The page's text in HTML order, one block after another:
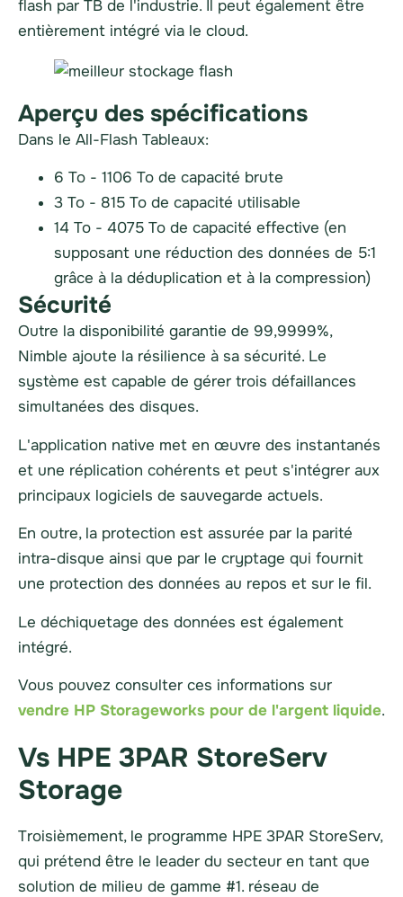
flash par TB de l'industrie. Il peut également être
entièrement intégré via le cloud.
Aperçu des spécifications
Dans le All-Flash Tableaux:
6 To - 1106 To de capacité brute
3 To - 815 To de capacité utilisable
14 To - 4075 To de capacité effective (en
supposant une réduction des données de 5:1
grâce à la déduplication et à la compression)
Sécurité
Outre la disponibilité garantie de 99,9999%,
Nimble ajoute la résilience à sa sécurité. Le
système est capable de gérer trois défaillances
simultanées des disques.
L'application native met en œuvre des instantanés
et une réplication cohérents et peut s'intégrer aux
principaux logiciels de sauvegarde actuels.
En outre, la protection est assurée par la parité
intra-disque ainsi que par le cryptage qui fournit
une protection des données au repos et sur le fil.
Le déchiquetage des données est également
intégré.
Vous pouvez consulter ces informations sur
vendre HP Storageworks pour de l'argent liquide.
Vs HPE 3PAR StoreServ
Storage
Troisièmement, le programme HPE 3PAR StoreServ,
qui prétend être le leader du secteur en tant que
solution de milieu de gamme #1. réseau de